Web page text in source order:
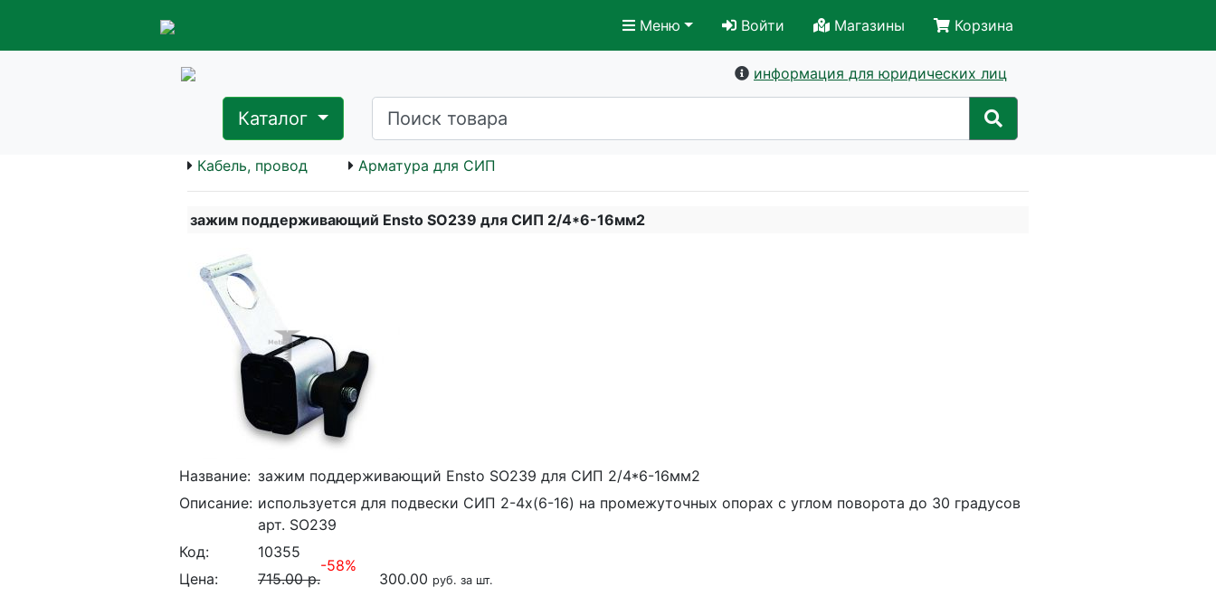
Меню Войти Магазины Корзина
информация для юридических лиц
Каталог
Кабель, провод Арматура для СИП
зажим поддерживающий Ensto SO239 для СИП 2/4*6-16мм2
Название: зажим поддерживающий Ensto SO239 для СИП 2/4*6-16мм2
Описание: используется для подвески СИП 2-4х(6-16) на промежуточных опорах с углом поворота до 30 градусов
арт. SO239
Код:
10355
Цена:
715.00 р.
-58%
300.00 руб. за шт.